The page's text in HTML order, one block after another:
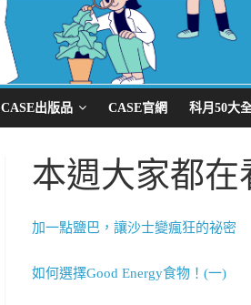
CASE出版品 CASE官網 科月50大
本週大家都在
加一點鹽巴，讓沙士變瘋狂的祕密
如何選擇Good Energy食物！(一)